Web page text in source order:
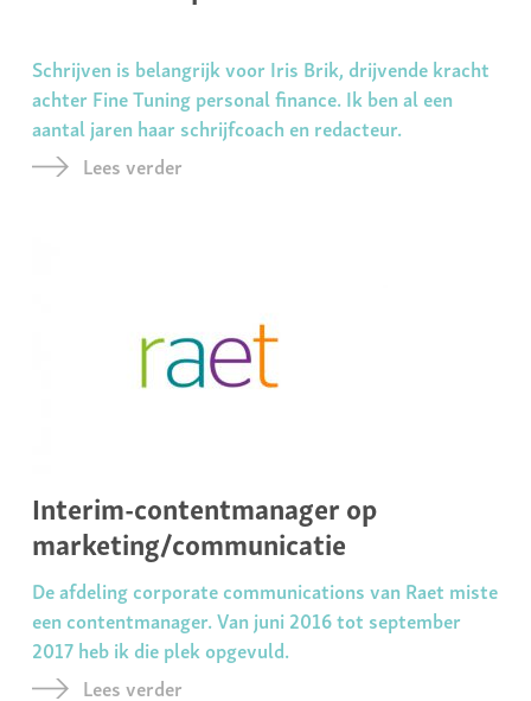
Schrijven is belangrijk voor Iris Brik, drijvende kracht
achter Fine Tuning personal finance. Ik ben al een
aantal jaren haar schrijfcoach en redacteur.
Lees verder
Interim-contentmanager op
marketing/communicatie
De afdeling corporate communications van Raet miste
een contentmanager. Van juni 2016 tot september
2017 heb ik die plek opgevuld.
Lees verder